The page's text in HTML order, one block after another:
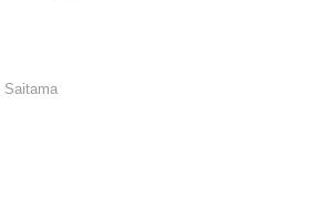
Saitama